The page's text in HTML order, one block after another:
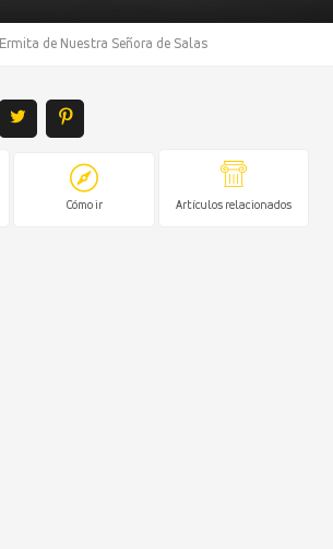
Ermita de Nuestra Señora de Salas
Cómo ir Artículos relacionados